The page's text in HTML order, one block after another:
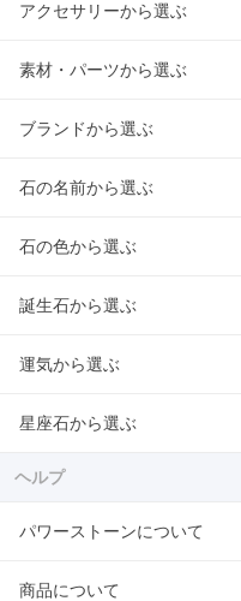
アクセサリーから選ぶ
素材・パーツから選ぶ
ブランドから選ぶ
石の名前から選ぶ
石の色から選ぶ
誕生石から選ぶ
運気から選ぶ
星座石から選ぶ
ヘルプ
パワーストーンについて
商品について